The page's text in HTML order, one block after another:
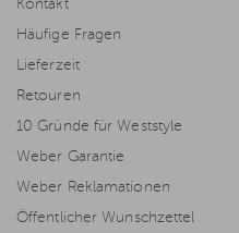
Kontakt
Häufige Fragen
Lieferzeit
Retouren
10 Gründe für Weststyle
Weber Garantie
Weber Reklamationen
Öffentlicher Wunschzettel